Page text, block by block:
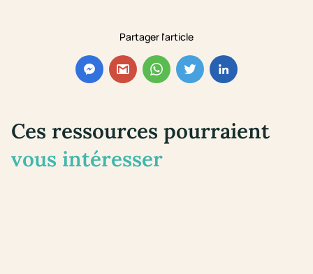
Partager l'article
Ces ressources pourraient
vous intéresser